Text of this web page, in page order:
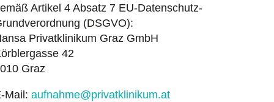
Artikel 4 Absatz 7 EU-Datenschutz-
(DSGVO):
Privatklinikum Graz GmbH
42
Graz
Mail: aufnahme@privatklinikum.at